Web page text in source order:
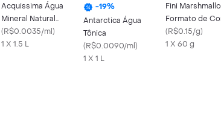
Acquissima Água
Mineral Natural
Passion com Gás
(R$0.0035/ml)
1 X 1.5 L
-19%
Antarctica Água
Tônica
(R$0.0090/ml)
1 X 1 L
Fini
Formato de
(R$0.15/g)
1 X 60 g